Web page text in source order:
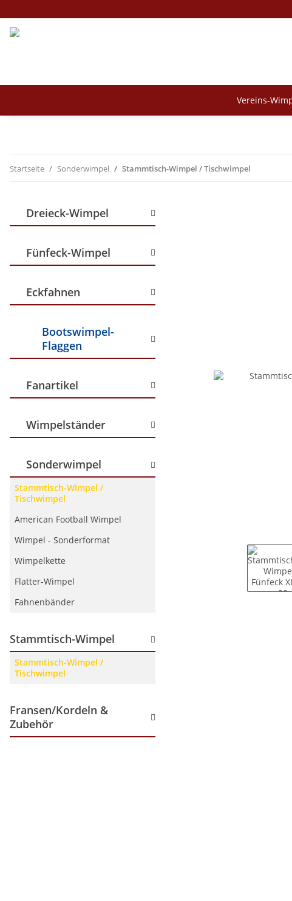
Vereins-
Startseite Sonderwimpel Stammtisch-Wimpel / Tischwimpel
Dreieck-Wimpel
Fünfeck-Wimpel
Eckfahnen
Bootswimpel-
Flaggen
Fanartikel
Wimpelständer
Sonderwimpel
Stammtisch-Wimpel /
Tischwimpel
American Football Wimpel
Wimpel - Sonderformat
Wimpelkette
Flatter-Wimpel
Fahnenbänder
Stammtisch-Wimpel
Stammtisch-Wimpel /
Tischwimpel
Fransen/Kordeln &
Zubehör